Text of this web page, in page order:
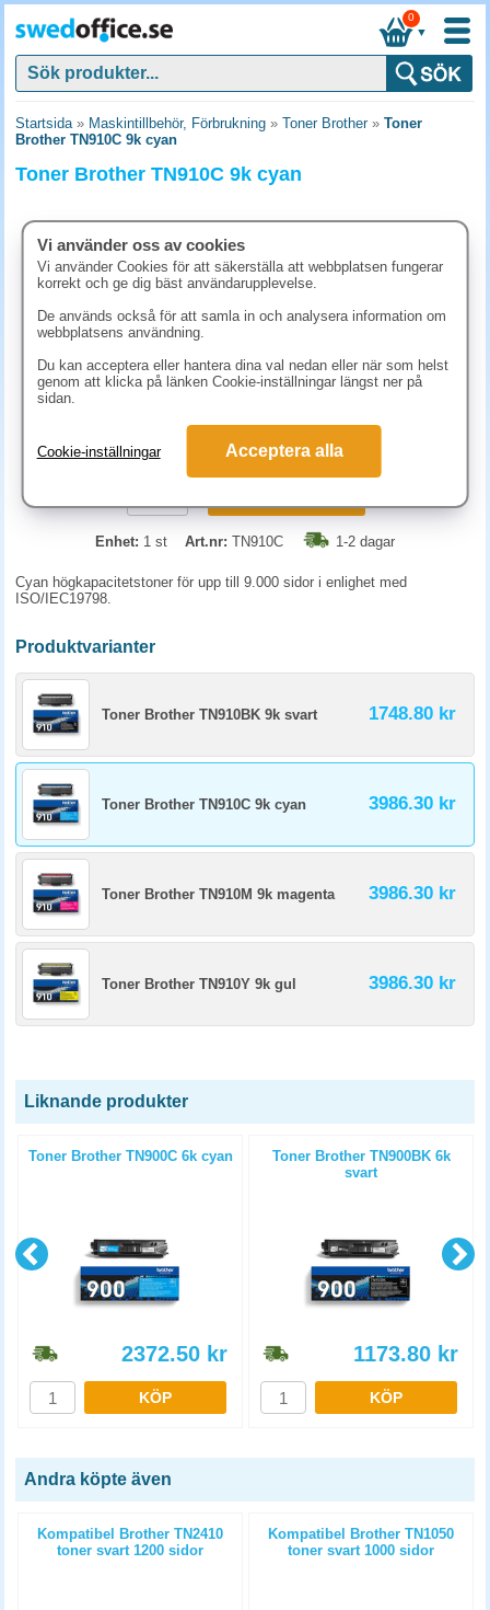
▼
0
Startsida» Maskintillbehör, Förbrukning » Toner Brother» Toner
Brother TN910C 9k cyan
Toner Brother TN910C 9k cyan
3986.30 kr (inkl. moms)
Enhet: 1 st Art.nr: TN910C 1-2 dagar
Cyan högkapacitetstoner för upp till 9.000 sidor i enlighet med
ISO/IEC19798.
Produktvarianter
Toner Brother TN910BK 9k svart 1748.80 kr
Toner Brother TN910C 9k cyan 3986.30 kr
Toner Brother TN910M 9k magenta 3986.30 kr
Toner Brother TN910Y 9k gul 3986.30 kr
Liknande produkter
Toner Brother TN900C 6k cyan
2372.50 kr
KÖP
Toner Brother TN900BK 6k
svart
1173.80 kr
KÖP
Andra köpte även
Kompatibel Brother TN2410
toner svart 1200 sidor
Kompatibel Brother TN1050
toner svart 1000 sidor
Vi använder oss av cookies
Vi använder Cookies för att säkerställa att webbplatsen fungerar
korrekt och ge dig bäst användarupplevelse.
De används också för att samla in och analysera information om
webbplatsens användning.
Du kan acceptera eller hantera dina val nedan eller när som helst
genom att klicka på länken Cookie-inställningar längst ner på
sidan.
Cookie-inställningar Acceptera alla